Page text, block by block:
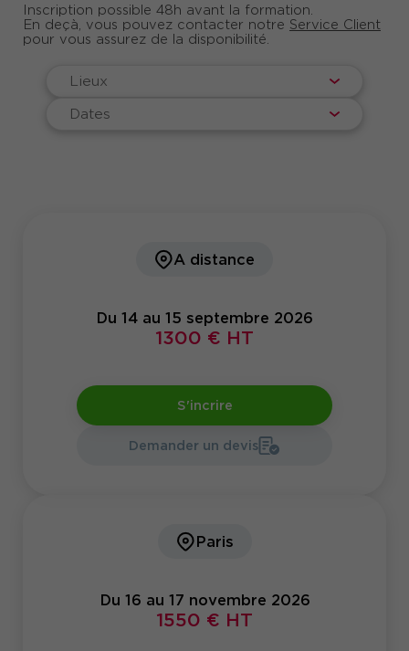
Inscription possible 48h avant la formation.
En deçà, vous pouvez contacter notre Service Client
pour vous assurez de la disponibilité.
Lieux
Dates
A distance
Du 14 au 15 septembre 2026
1300 € HT
S'incrire
Demander un devis
Paris
Du 16 au 17 novembre 2026
1550 € HT